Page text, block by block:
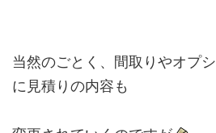
当然のごとく、間取りやオプ
に見積りの内容も